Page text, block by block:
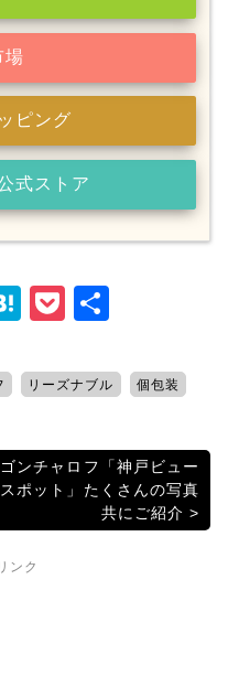
場
ピング
式ストア
H
e
n
a
P
c
k
et
リーズナブル
個包装
ゴンチャロフ「神戸ビュー
スポット」たくさんの写真
共にご紹介
ンク